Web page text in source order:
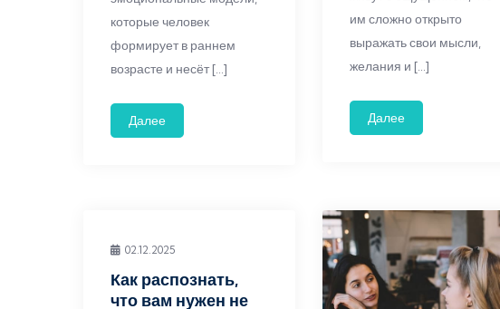
которые человек
формирует в раннем
возрасте и несёт […]
Далее
им сложно открыто
выражать свои мысли,
желания и […]
Далее
02.12.2025
Как распознать,
что вам нужен не